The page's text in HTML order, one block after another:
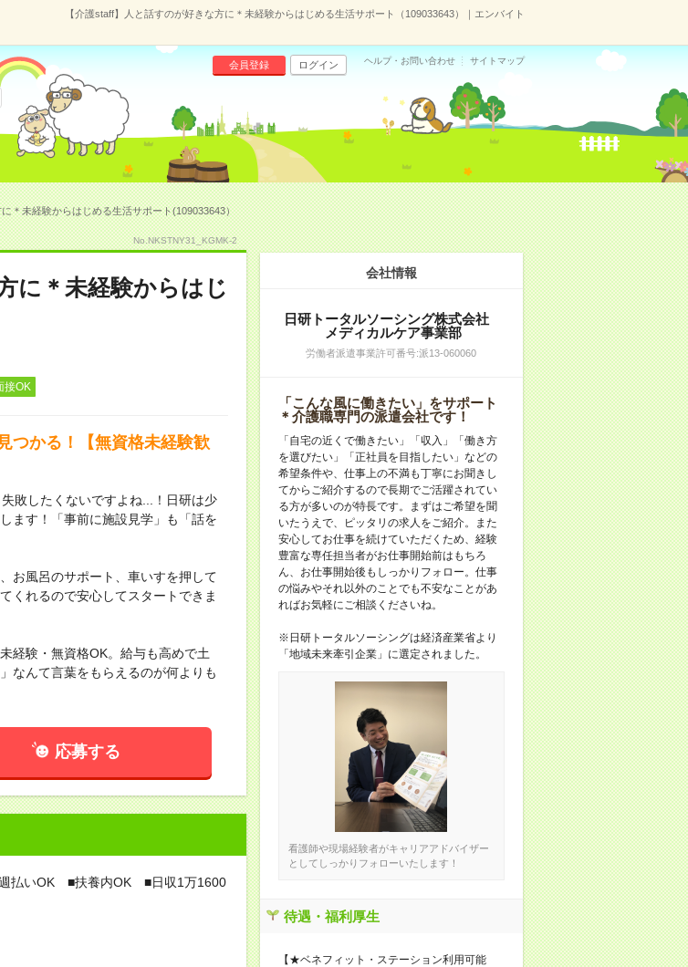
【介護staff】人と話すのが好きな方に＊未経験からはじめる生活サポート（109033643）｜エンバイト
会員登録 ログイン ヘルプ・お問い合わせ サイトマップ
＊未経験からはじめる生活サポート(109033643）
No.NKSTNY31_KGMK-2
に＊未経験からはじ
接OK
つかる！【無資格未経験歓
敗したくないですよね...！日研は少
ます！「事前に施設見学」も「話を
お風呂のサポート、車いすを押して
くれるので安心してスタートできま
経験・無資格OK。給与も高めで土
なんて言葉をもらえるのが何よりも
応募する
払いOK ■扶養内OK ■日収1万1600
会社情報
日研トータルソーシング株式会社
メディカルケア事業部
労働者派遣事業許可番号:派13-060060
「こんな風に働きたい」をサポート
＊介護職専門の派遣会社です！
「自宅の近くで働きたい」「収入」「働き方
を選びたい」「正社員を目指したい」などの
希望条件や、仕事上の不満も丁寧にお聞きし
てからご紹介するので長期でご活躍されてい
る方が多いのが特長です。まずはご希望を聞
いたうえで、ピッタリの求人をご紹介。また
安心してお仕事を続けていただくため、経験
豊富な専任担当者がお仕事開始前はもちろ
ん、お仕事開始後もしっかりフォロー。仕事
の悩みやそれ以外のことでも不安なことがあ
ればお気軽にご相談くださいね。
※日研トータルソーシングは経済産業省より
「地域未来牽引企業」に選定されました。
看護師や現場経験者がキャリアアドバイザー
としてしっかりフォローいたします！
待遇・福利厚生
【★ベネフィット・ステーション利用可能